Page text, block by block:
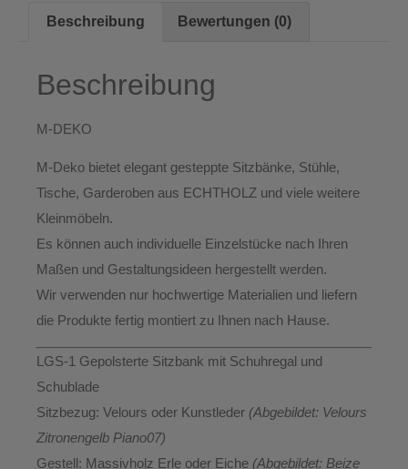
Beschreibung Bewertungen (0)
Beschreibung
M-DEKO
M-Deko bietet elegant gesteppte Sitzbänke, Stühle,
Tische, Garderoben aus ECHTHOLZ und viele weitere
Kleinmöbeln.
Es können auch individuelle Einzelstücke nach Ihren
Maßen und Gestaltungsideen hergestellt werden.
Wir verwenden nur hochwertige Materialien und liefern
die Produkte fertig montiert zu Ihnen nach Hause.
LGS-1 Gepolsterte Sitzbank mit Schuhregal und
Schublade
Sitzbezug: Velours oder Kunstleder (Abgebildet: Velours
Zitronengelb Piano07)
Gestell: Massivholz Erle oder Eiche (Abgebildet: Beize